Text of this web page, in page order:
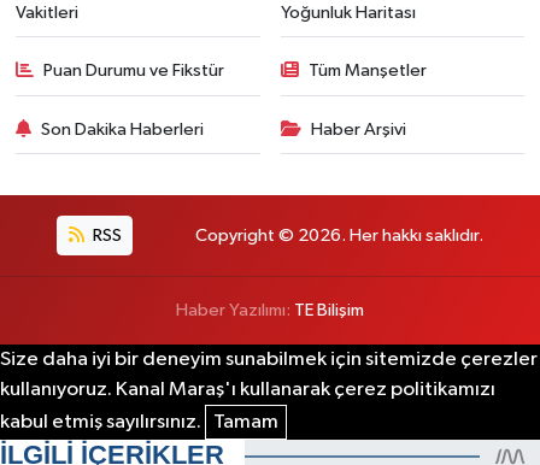
Vakitleri
Yoğunluk Haritası
Puan Durumu ve Fikstür Tüm Manşetler
Son Dakika Haberleri Haber Arşivi
RSS Copyright © 2026. Her hakkı saklıdır.
Haber Yazılımı: TE Bilişim
Size daha iyi bir deneyim sunabilmek için sitemizde çerezler
kullanıyoruz. Kanal Maraş'ı kullanarak çerez politikamızı
kabul etmiş sayılırsınız.
Tamam